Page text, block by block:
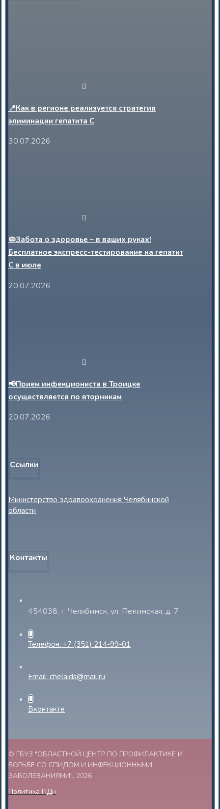
📍Как в регионе реализуется стратегия
элиминации гепатита С
30.07.2026
🦠Забота о здоровье – в ваших руках!
Бесплатное экспресс-тестирование на гепатит
С в июле
20.07.2026
📢Прием инфекциониста в Троицке
осуществляется по вторникам
20.07.2026
Ссылки
Министерство здравоохранения Челябинской
области
Контакты
454038, г. Челябинск, ул. Пекинская, д. 7
Телефон: +7 (351) 214-99-01
Email: chelaids@mail.ru
Вконтакте
© ГБУЗ "ОБЛАСТНОЙ ЦЕНТР ПО ПРОФИЛАКТИКЕ И
БОРЬБЕ СО СПИДОМ И ИНФЕКЦИОННЫМИ
ЗАБОЛЕВАНИЯМИ", 2026
Политика ПДн